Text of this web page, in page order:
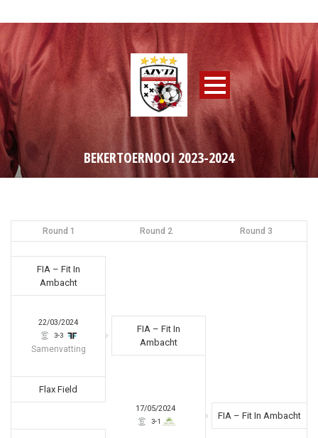
BEKERTOERNOOI 2023-2024
Round 1 Round 2 Round 3
FIA – Fit In
Ambacht
22/03/2024
3-3
Samenvatting
FIA – Fit In
Ambacht
17/05/2024
3-1
Flax Field
FIA – Fit In Ambacht